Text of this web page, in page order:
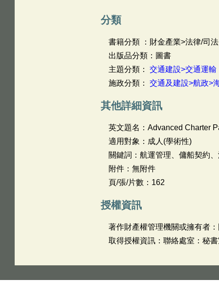
分類
書籍分類 ：財金產業>法律/司法
出版品分類：圖書
主題分類： 交通建設>交通運輸
施政分類： 交通及建設>航政>
其他詳細資訊
英文題名： Advanced Charter
適用對象：成人(學術性)
關鍵詞：航運管理、傭船契約
附件：無附件
頁/張/片數：162
授權資訊
著作財產權管理機關或擁有者
取得授權資訊：聯絡處室：秘